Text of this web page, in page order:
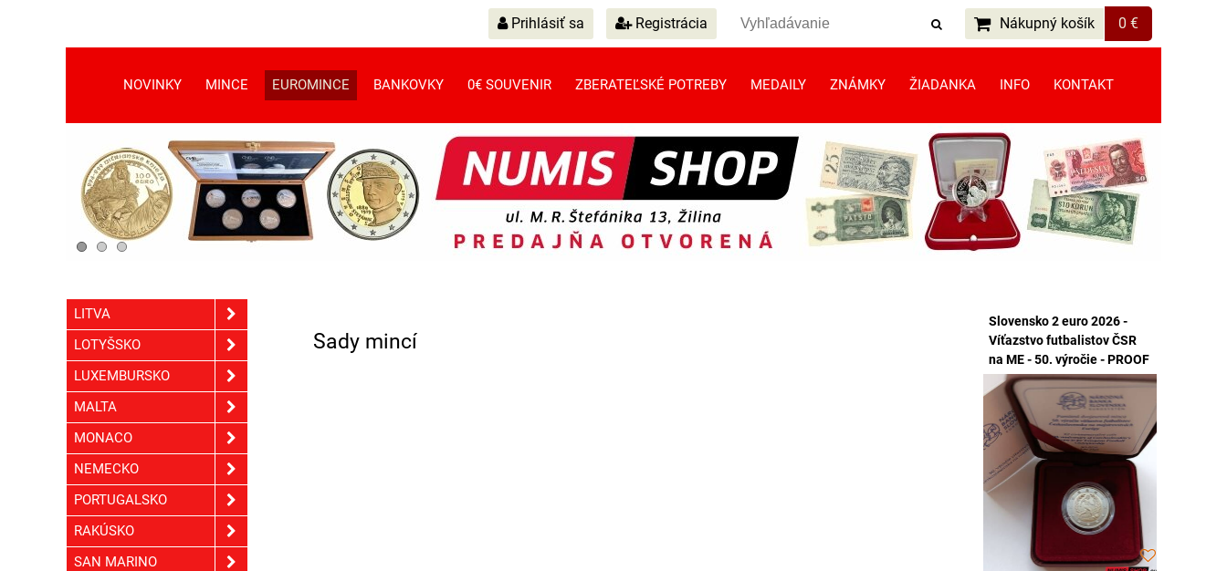
Prihlásiť sa Registrácia Nákupný košík 0 €
NOVINKY MINCE EUROMINCE BANKOVKY 0€ SOUVENIR ZBERATEĽSKÉ POTREBY MEDAILY ZNÁMKY ŽIADANKA INFO KONTAKT
Sady mincí
LITVA
LOTYŠSKO
LUXEMBURSKO
MALTA
MONACO
NEMECKO
PORTUGALSKO
RAKÚSKO
SAN MARINO
Slovensko 2 euro 2026 -
Víťazstvo futbalistov ČSR
na ME - 50. výročie - PROOF